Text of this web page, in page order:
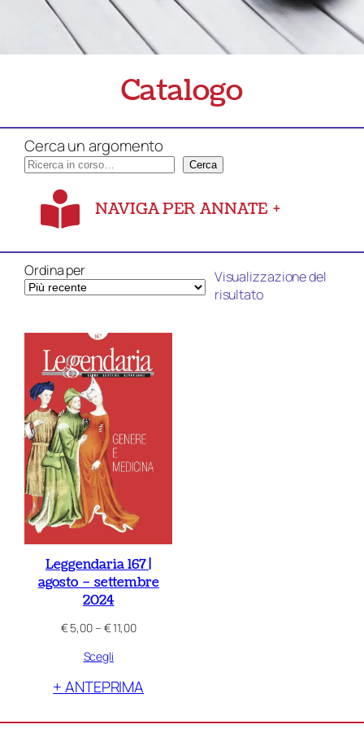
Catalogo
Cerca un argomento
Cerca
NAVIGA PER ANNATE +
Ordina per
Visualizzazione del
risultato
Leggendaria 167 |
agosto – settembre
2024
€5,00– €11,00Fascia
€ 5,00
€ 11,00
Scegli
+ ANTEPRIMA